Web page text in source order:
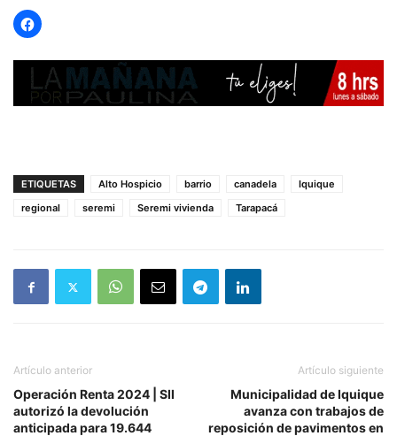
ETIQUETAS Alto Hospicio barrio canadela
Iquique
regional
seremi Seremi vivienda Tarapacá
Artículo anterior
Operación Renta 2024 | SII
autorizó la devolución
anticipada para 19.644
Artículo siguiente
Municipalidad de Iquique
avanza con trabajos de
reposición de pavimentos en